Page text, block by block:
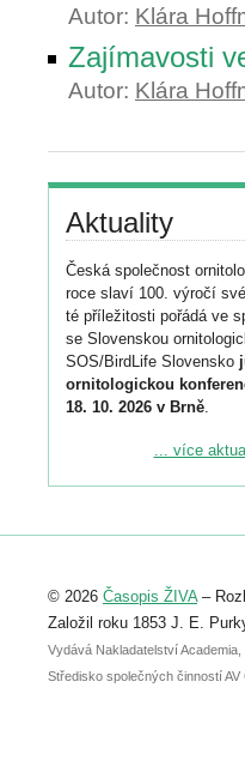
Autor: Klára
Zajímavosti
Autor: Klára
Aktuality
Česká společnost
roce slaví 100. výročí
té příležitosti pořádá ve
se Slovenskou
SOS/BirdLife Slovensko
ornitologickou
18. 10. 2026 v Brně.
Podrobnější informace ke
Registrovat se můžete
abstraktu přihlášené
posteru je už 30. června.
... více
© 2026 Časopis ŽIVA–
Založil roku 1853 J. E.
Vydává Nakladatelství Academia,
Středisko společných činností AV